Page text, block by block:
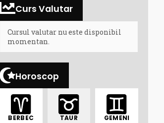
Curs Valutar
Cursul valutar nu este disponibil
momentan.
Horoscop
BERBEC TAUR GEMENI